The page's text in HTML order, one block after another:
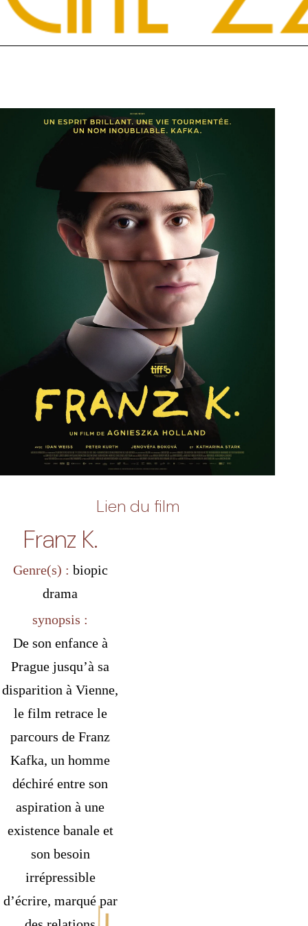
Lien du film
Franz K.
Genre(s) : biopic
drama
synopsis :
De son enfance à
Prague jusqu’à sa
disparition à Vienne,
le film retrace le
parcours de Franz
Kafka, un homme
déchiré entre son
aspiration à une
existence banale et
son besoin
irrépressible
d’écrire, marqué par